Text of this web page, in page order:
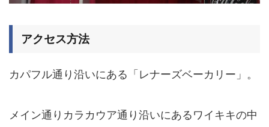
アクセス方法
カパフル通り沿いにある「レナーズベーカリー」。
メイン通り カラカウア通り沿いにあるワイキキの中